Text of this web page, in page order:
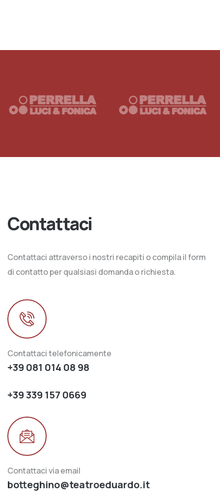
Contattaci
Contattaci attraverso i nostri recapiti o compila il form
di contatto per qualsiasi domanda o richiesta.
Contattaci telefonicamente
+39 081 014 08 98
+39 339 157 0669
Contattaci via email
botteghino@teatroeduardo.it